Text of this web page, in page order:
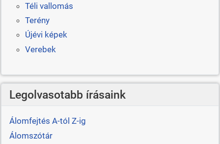
Téli vallomás
Terény
Újévi képek
Verebek
Legolvasotabb írásaink
Álomfejtés A-tól Z-ig
Álomszótár